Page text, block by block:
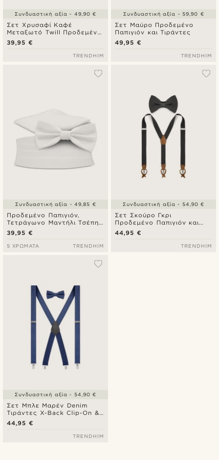
Σετ Χρυσαφί Καφέ
Μεταξωτό Twill Προδεμένο
Παπιγιόν & Τετράγωνο
Μαντήλι Τσέπης
39,95 €
Συνδυαστική αξία - 49,90 €
TRENDHIM
Σετ Μαύρο Προδεμένο
Παπιγιόν και Τιράντες
49,95 €
Συνδυαστική αξία - 59,90 €
TRENDHIM
Προδεμένο Παπιγιόν,
Τετράγωνο Μαντήλι Τσέπης
(Ποσέτ), και Ζωνάρι, Λευκά
39,95 €
Συνδυαστική αξία - 49,85 €
5 ΧΡΏΜΑΤΑ TRENDHIM
Σετ Σκούρο Γκρι
Προδεμένο Παπιγιόν και
Τιράντες
44,95 €
Συνδυαστική αξία - 54,90 €
TRENDHIM
Σετ Μπλε Μαρέν Denim
Τιράντες X-Back Clip-On &
Προδεμένο Παπιγιόν
44,95 €
Συνδυαστική αξία - 54,90 €
TRENDHIM